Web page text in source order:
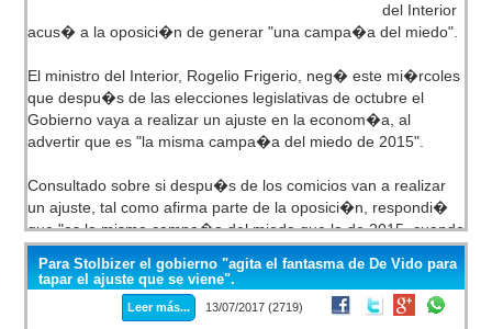
Dijo que una diferencia sustancial que �l presenta es la
llamar a la reflexi�n a quienes son, seg�n �l,
�responsables de tener este gobierno insensible, que no
defiende el trabajo de los argentinos� porque �Macri es
m�s fruto� de los errores del gobierno anterior que �de sus
del Interior
acus� a la oposici�n de generar "una campa�a del miedo".
El ministro del Interior, Rogelio Frigerio, neg� este mi�rcoles
que despu�s de las elecciones legislativas de octubre el
Gobierno vaya a realizar un ajuste en la econom�a, al
advertir que es "la misma campa�a del miedo de 2015".
Consultado sobre si despu�s de los comicios van a realizar
un ajuste, tal como afirma parte de la oposici�n, respondi�
que "es la misma campa�a del miedo que la de 2015, cuando
dec�an que �bamos a sacar todos los derechos y las
conquistas sociales, y no solo no las sacamos si no que las
mejoramos".
Para Stolbizer el gobierno "agita el fantasma de De Vido para
tapar el ajuste que se viene".
Leer más... 13/07/2017 (2719)